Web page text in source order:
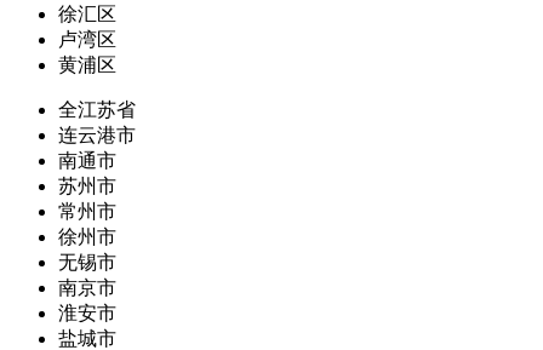
徐汇区
卢湾区
黄浦区
全江苏省
连云港市
南通市
苏州市
常州市
徐州市
无锡市
南京市
淮安市
盐城市